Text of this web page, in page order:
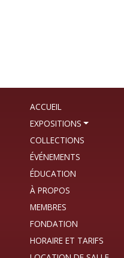
ACCUEIL
EXPOSITIONS
COLLECTIONS
ÉVÉNEMENTS
ÉDUCATION
À PROPOS
MEMBRES
FONDATION
HORAIRE ET TARIFS